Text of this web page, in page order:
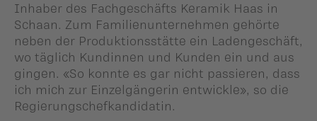
Inhaber des Fachgeschäfts Keramik Haas in
Schaan. Zum Familienunternehmen gehörte
neben der Produktionsstätte ein Ladengeschäft,
wo täglich Kundinnen und Kunden ein und aus
gingen. «So konnte es gar nicht passieren, dass
ich mich zur Einzelgängerin entwickle», so die
Regierungschefkandidatin.